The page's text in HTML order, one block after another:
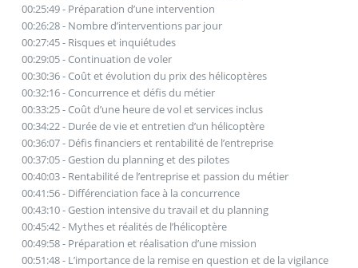
00:25:49 - Préparation d’une intervention
00:26:28 - Nombre d’interventions par jour
00:27:45 - Risques et inquiétudes
00:29:05 - Continuation de voler
00:30:36 - Coût et évolution du prix des hélicoptères
00:32:16 - Concurrence et défis du métier
00:33:25 - Coût d’une heure de vol et services inclus
00:34:22 - Durée de vie et entretien d’un hélicoptère
00:36:07 - Défis financiers et rentabilité de l’entreprise
00:37:05 - Gestion du planning et des pilotes
00:40:03 - Rentabilité de l’entreprise et passion du métier
00:41:56 - Différenciation face à la concurrence
00:43:10 - Gestion intensive du travail et du planning
00:45:42 - Mythes et réalités de l’hélicoptère
00:49:58 - Préparation et réalisation d’une mission
00:51:48 - L’importance de la remise en question et de la vigilance